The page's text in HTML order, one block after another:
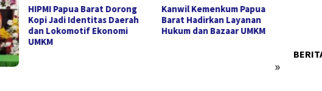
»
HIPMI Papua Barat Dorong
Kopi Jadi Identitas Daerah
dan Lokomotif Ekonomi
UMKM
Kanwil Kemenkum Papua
Barat Hadirkan Layanan
Hukum dan Bazaar UMKM